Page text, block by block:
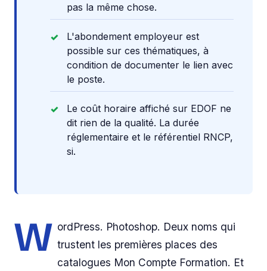
pas la même chose.
L'abondement employeur est
possible sur ces thématiques, à
condition de documenter le lien avec
le poste.
Le coût horaire affiché sur EDOF ne
dit rien de la qualité. La durée
réglementaire et le référentiel RNCP,
si.
W ordPress. Photoshop. Deux noms qui
trustent les premières places des
catalogues Mon Compte Formation. Et